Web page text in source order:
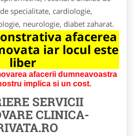
specialitate, cardiologie,
neurologie, diabet zaharat.
afacerea
iar locul este
liber
afacerii dumneavoastra
implica si un cost.
SERVICII
CLINICA-